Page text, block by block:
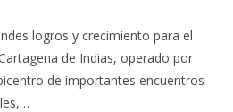
logros y crecimiento para el
de Indias, operado por
de importantes encuentros